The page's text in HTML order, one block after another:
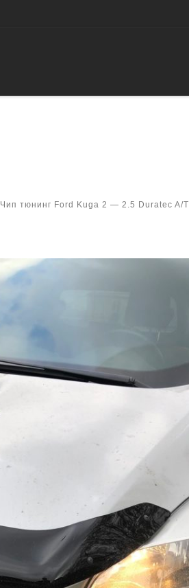
Чип тюнинг Ford Kuga 2 — 2.5 Duratec A/T